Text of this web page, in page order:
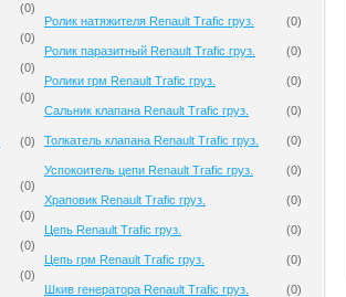
(0)
(0)
(0)
(0)
(0)
(0)
(0)
(0)
(0)
Ролик натяжителя Renault Trafic груз. (0)
Ролик паразитный Renault Trafic груз. (0)
Ролики грм Renault Trafic груз. (0)
Сальник клапана Renault Trafic груз. (0)
Толкатель клапана Renault Trafic груз. (0)
Успокоитель цепи Renault Trafic груз. (0)
Храповик Renault Trafic груз. (0)
Цепь Renault Trafic груз. (0)
Цепь грм Renault Trafic груз. (0)
Шкив генератора Renault Trafic груз. (0)